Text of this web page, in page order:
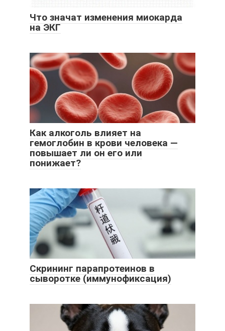
Что значат изменения миокарда
на ЭКГ
Как алкоголь влияет на
гемоглобин в крови человека —
повышает ли он его или
понижает?
Скрининг парапротеинов в
сыворотке (иммунофиксация)